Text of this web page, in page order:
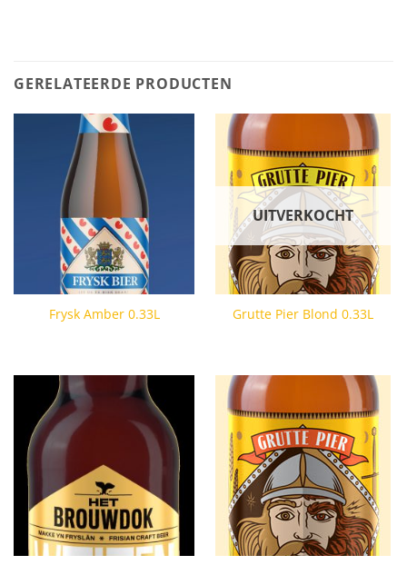
GERELATEERDE PRODUCTEN
Frysk Amber 0.33L
UITVERKOCHT
Grutte Pier Blond 0.33L